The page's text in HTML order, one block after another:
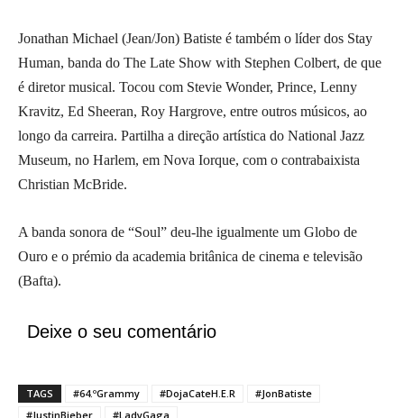
Jonathan Michael (Jean/Jon) Batiste é também o líder dos Stay
Human, banda do The Late Show with Stephen Colbert, de que
é diretor musical. Tocou com Stevie Wonder, Prince, Lenny
Kravitz, Ed Sheeran, Roy Hargrove, entre outros músicos, ao
longo da carreira. Partilha a direção artística do National Jazz
Museum, no Harlem, em Nova Iorque, com o contrabaixista
Christian McBride.
A banda sonora de “Soul” deu-lhe igualmente um Globo de
Ouro e o prémio da academia britânica de cinema e televisão
(Bafta).
Deixe o seu comentário
TAGS #64.ºGrammy #DojaCateH.E.R
#JonBatiste
#JustinBieber
#LadyGaga